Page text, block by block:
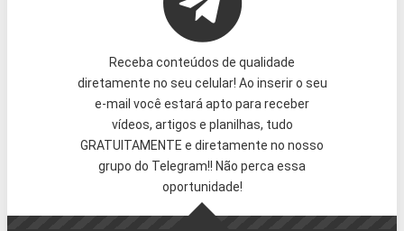
Receba conteúdos de qualidade
diretamente no seu celular! Ao inserir o seu
e-mail você estará apto para receber
vídeos, artigos e planilhas, tudo
GRATUITAMENTE e diretamente no nosso
grupo do Telegram!! Não perca essa
oportunidade!